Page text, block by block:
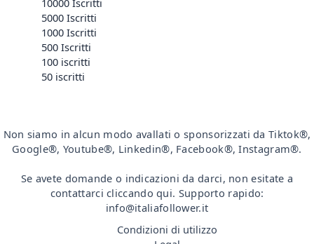
10000 Iscritti
5000 Iscritti
1000 Iscritti
500 Iscritti
100 iscritti
50 iscritti
Non siamo in alcun modo avallati o sponsorizzati da Tiktok®,
Google®, Youtube®, Linkedin®, Facebook®, Instagram®.
Se avete domande o indicazioni da darci, non esitate a
contattarci cliccando qui. Supporto rapido:
info@italiafollower.it
Condizioni di utilizzo